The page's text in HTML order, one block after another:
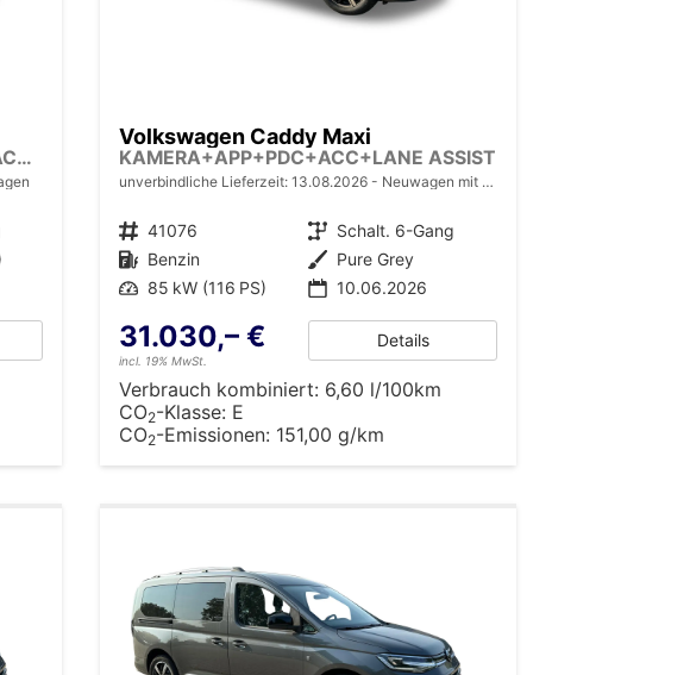
Trend Maxi+NEUES MODELL+PDC+ACC+LANE ASSIST
Volkswagen Caddy Maxi
KAMERA+APP+PDC+ACC+LANE ASSIST
unverbindliche Lieferzeit:13.08.2026 Neuwagen mit Tageszulassung
Fahrzeugnr. 41076 Getriebe Schalt. 6-Gang
Kraftstoff Benzin Außenfarbe Pure Grey
Leistung 85 kW (116 PS) 10.06.2026
31.030,– €
incl. 19% MwSt.
Details
Verbrauch kombiniert: 6,60 l/100km
CO2-Klasse: E
CO2-Emissionen: 151,00 g/km